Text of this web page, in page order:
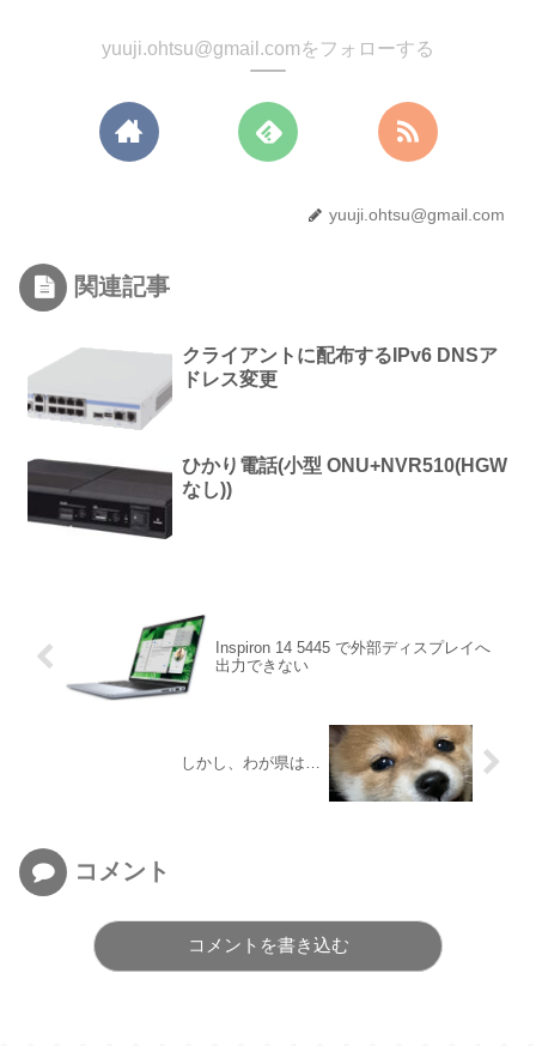
yuuji.ohtsu@gmail.comをフォローする
yuuji.ohtsu@gmail.com
関連記事
クライアントに配布するIPv6 DNSア
ドレス変更
ひかり電話(小型 ONU+NVR510(HGW
なし))
Inspiron 14 5445 で外部ディスプレイへ
出力できない
しかし、わが県は…
コメント
コメントを書き込む